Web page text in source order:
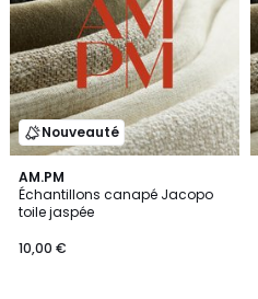
Nouveauté
AM.PM
Échantillons canapé Jacopo
toile jaspée
10,00 €